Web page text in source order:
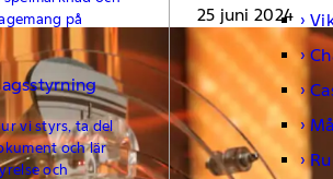
på
vi styrs, ta del
och lär
och
25 juni 2024